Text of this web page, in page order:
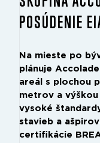
POSÚDENIE
Na mieste po
plánuje
areál s plochou
metrov a
vysoké
stavieb a
certifikácie